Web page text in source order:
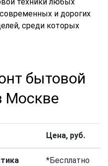
техники любых
и дорогих
среди которых
бытовой
Москве
Цена, руб.
*Бесплатно